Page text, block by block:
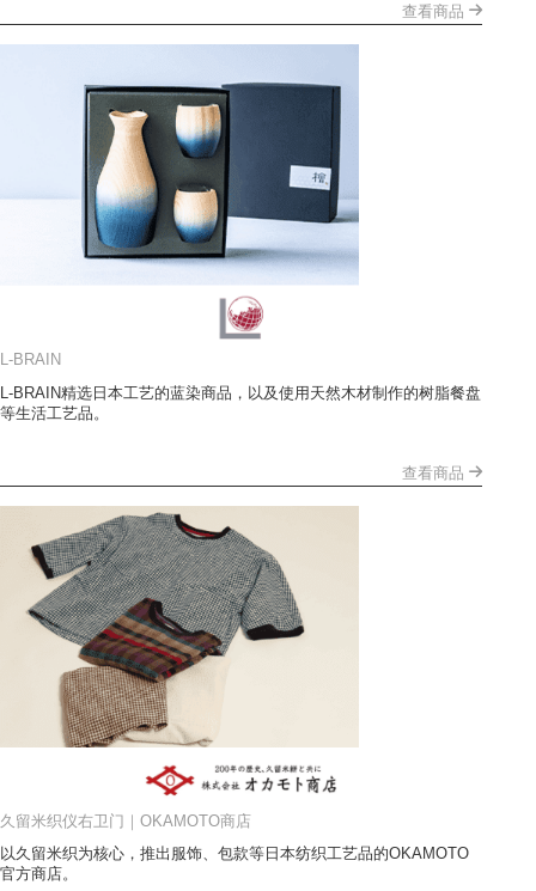
查看商品
L-BRAIN
L-BRAIN精选日本工艺的蓝染商品，以及使用天然木材制作的树脂餐盘
等生活工艺品。
查看商品
久留米织仪右卫门｜OKAMOTO商店
以久留米织为核心，推出服饰、包款等日本纺织工艺品的OKAMOTO
官方商店。